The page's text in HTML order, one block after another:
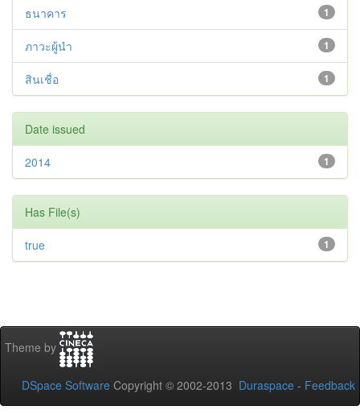
1
ธนาคาร
1
ภาวะผู้นำ
1
สินเชื่อ
Date issued
1
2014
Has File(s)
1
true
Theme by
DSpace Software Copyright © 2002-2013 Duraspace - Feedback